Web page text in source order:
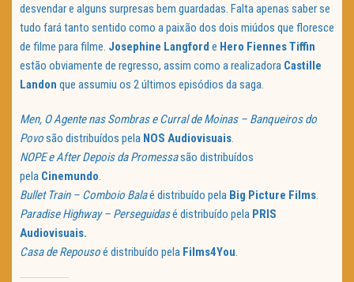
desvendar e alguns surpresas bem guardadas. Falta apenas saber se
tudo fará tanto sentido como a paixão dos dois miúdos que floresce
de filme para filme. Josephine Langford e Hero Fiennes Tiffin
estão obviamente de regresso, assim como a realizadora Castille
Landon que assumiu os 2 últimos episódios da saga.
Men, O Agente nas Sombras e Curral de Moinas – Banqueiros do
Povosão distribuídos pela NOS Audiovisuais
NOPE e After Depois da Promessasão distribuídos
pela Cinemundo
Bullet Train – Comboio Balaé distribuído pela Big Picture Films
Paradise Highway – Perseguidasé distribuído pela PRIS
Audiovisuais.
Casa de Repousoé distribuído pela Films4You